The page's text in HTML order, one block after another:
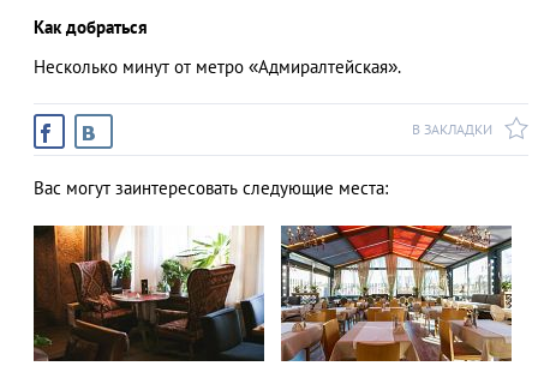
Как добраться
Несколько минут от метро «Адмиралтейская».
В ЗАКЛАДКИ
Вас могут заинтересовать следующие места: